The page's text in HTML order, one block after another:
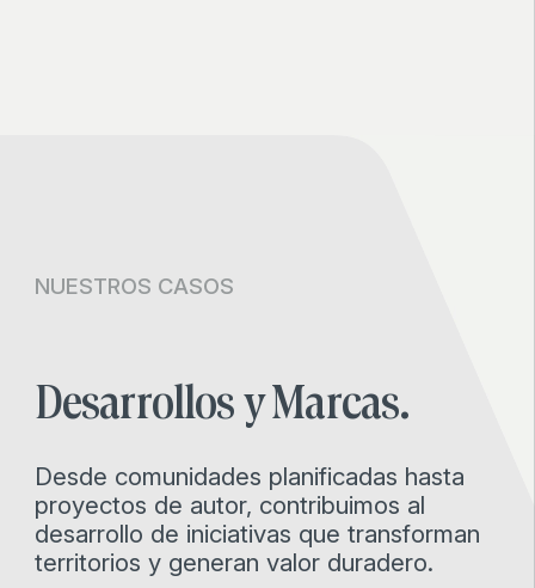
NUESTROS CASOS
DesarrollosyMarcas.
Desde comunidades planificadas hasta
proyectos de autor, contribuimos al
desarrollo de iniciativas que transforman
territorios y generan valor duradero.